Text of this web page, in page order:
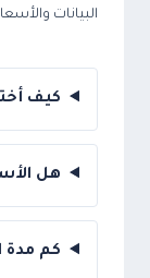
البيانات
كيف
هل
كم مدة